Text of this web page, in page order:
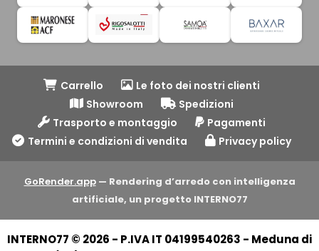
Carrello
Le foto dei nostri clienti
Showroom
Spedizioni
Trasporto e montaggio
Pagamenti
Termini e condizioni di vendita
Privacy policy
GoRender.app— Rendering d’arredo con intelligenza
artificiale, un progetto INTERNO77
INTERNO77 © 2026 - P.IVA IT 04199540263 - Meduna di